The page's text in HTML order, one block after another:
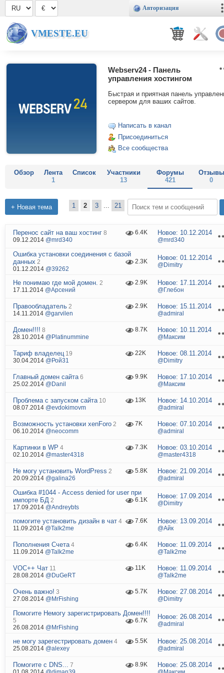
Авторизация
VMESTE.EU
Webserv24 - Панель
управления хостингом
Быстрая и приятная панель
сервером для ваших сайтов.
Написать в канал
Присоединиться
Все сообщества
Обзор
Лента
1
Список
Участники
13
Форумы
421
Отзывы
0
1 2 3 ... 21
Перенос сайт на ваш хостинг 8
6.4K
09.12.2014 @mrd340
Новое: 10.12.2014
@mrd340
Ошибка установки соединения с базой
данных 2
2.3K
01.12.2014 @39262
Новое: 01.12.2014
@Dimitry
Не понимаю где мой домен. 2
2.9K
17.11.2014 @Арсений
Новое: 17.11.2014
@Глебон
Правообладатель 2
2.9K
14.11.2014 @garvilen
Новое: 15.11.2014
@admiral
Домен!!!! 8
8.7K
28.10.2014 @Platinummine
Новое: 10.11.2014
@Максим
Тариф владелец 19
22K
30.04.2014 @Рой31
Новое: 08.11.2014
@Dimitry
Главный домен сайта 6
9.9K
25.02.2014 @Danil
Новое: 17.10.2014
@Максим
Проблема с запуском сайта 10
13K
08.07.2014 @evdokimovm
Новое: 14.10.2014
@admiral
Возможность установки xenForo 2
7K
06.10.2014 @neocomm
Новое: 07.10.2014
@admiral
Картинки в WP 4
7.3K
02.10.2014 @master4318
Новое: 03.10.2014
@master4318
Не могу установить WordPress 2
5.8K
20.09.2014 @galina26
Новое: 21.09.2014
@admiral
Ошибка #1044 - Access denied for user при
импорте БД 2
6.1K
17.09.2014 @Andreybts
Новое: 17.09.2014
@Dimitry
помогите установить дизайн в чат 4
7.6K
11.09.2014 @Talk2me
Новое: 13.09.2014
@Айк
Пополнения Счета 4
6.4K
11.09.2014 @Talk2me
Новое: 11.09.2014
@Talk2me
VOC++ Чат 11
11K
28.08.2014 @DuGeRT
Новое: 11.09.2014
@Talk2me
Очень важно! 3
5.7K
27.08.2014 @MrFishing
Новое: 27.08.2014
@Dimitry
Помогите Немогу зарегистрировать Домен!!!!
5
6.7K
26.08.2014 @MrFishing
Новое: 26.08.2014
@admiral
не могу зарегестрировать домен 4
5.5K
25.08.2014 @alexey
Новое: 25.08.2014
@admiral
Помогите с DNS... 7
8.9K
Новое: 25.08.2014